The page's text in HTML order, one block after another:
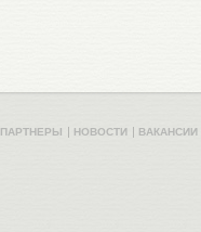
ПАРТНЕРЫ НОВОСТИ ВАКАНСИИ